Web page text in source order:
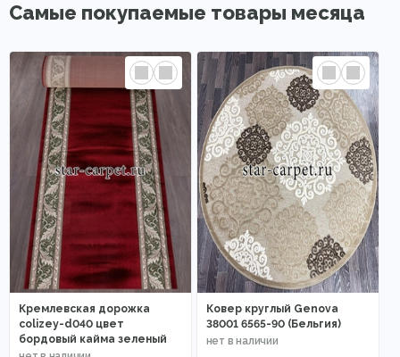
Самые покупаемые товары месяца
Кремлевская дорожка
colizey-d040 цвет
бордовый кайма зеленый
Ковер круглый Genova
38001 6565-90 (Бельгия)